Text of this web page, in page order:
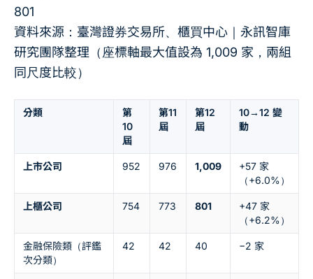
801
資料來源：臺灣證券交易所、櫃買中心｜永訊智庫
研究團隊整理（座標軸最大值設為 1,009 家，兩組
同尺度比較）
分類
第
10
屆
第11
屆
第12
屆
10→12 變
動
上市公司 952 976 1,009
+57 家
（+6.0%）
上櫃公司 754 773 801
+47 家
（+6.2%）
金融保險類（評鑑
次分類）
42 42 40 −2 家